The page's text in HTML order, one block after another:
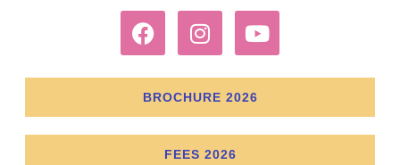
BROCHURE 2026
FEES 2026